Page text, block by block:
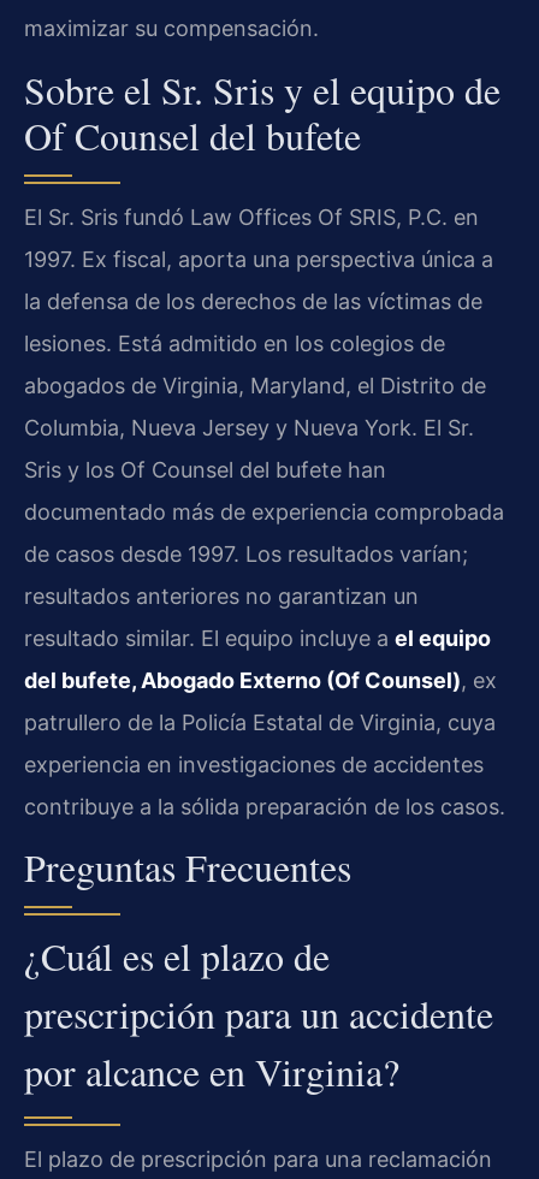
maximizar su compensación.
Sobre el Sr. Sris y el equipo de
Of Counsel del bufete
El Sr. Sris fundó Law Offices Of SRIS, P.C. en
1997. Ex fiscal, aporta una perspectiva única a
la defensa de los derechos de las víctimas de
lesiones. Está admitido en los colegios de
abogados de Virginia, Maryland, el Distrito de
Columbia, Nueva Jersey y Nueva York. El Sr.
Sris y los Of Counsel del bufete han
documentado más de experiencia comprobada
de casos desde 1997. Los resultados varían;
resultados anteriores no garantizan un
resultado similar. El equipo incluye a el equipo
del bufete, Abogado Externo (Of Counsel), ex
patrullero de la Policía Estatal de Virginia, cuya
experiencia en investigaciones de accidentes
contribuye a la sólida preparación de los casos.
Preguntas Frecuentes
¿Cuál es el plazo de
prescripción para un accidente
por alcance en Virginia?
El plazo de prescripción para una reclamación